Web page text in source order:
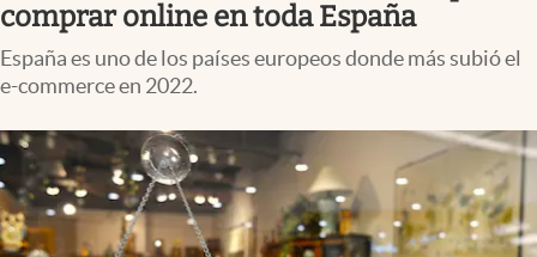
comprar online en toda España
España es uno de los países europeos donde más subió el
e-commerce en 2022.